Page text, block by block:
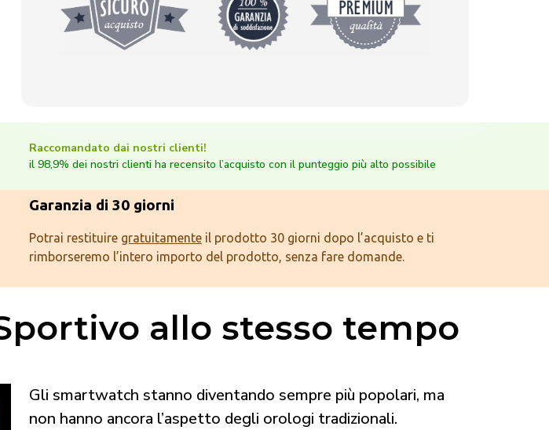
Raccomandato dai nostri clienti!
il 98,9% dei nostri clienti ha recensito l’acquisto con il punteggio più alto possibile
Garanzia di 30 giorni
Potrai restituire gratuitamente il prodotto 30 giorni dopo l’acquisto e ti
rimborseremo l’intero importo del prodotto, senza fare domande.
allo stesso tempo
Gli smartwatch stanno diventando sempre più popolari, ma
non hanno ancora l’aspetto degli orologi tradizionali.